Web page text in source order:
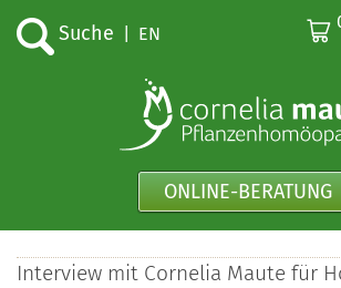
Suche EN
ONLINE-BERATUNG
Interview mit Cornelia Maute für